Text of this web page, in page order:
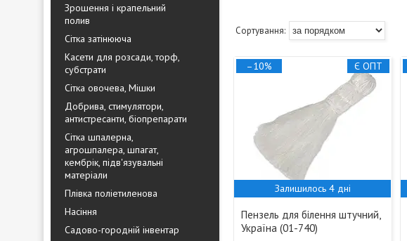
Зрошення і крапельний
полив
Сітка затінююча
Касети для розсади, торф,
субстрати
Сітка овочева, Мішки
Добрива, стимулятори,
антистресанти, біопрепарати
Сітка шпалерна,
агрошпалера, шпагат,
кембрік, підв'язувальні
матеріали
Плівка поліетиленова
Насіння
Садово-городній інвентар
–10%
Залишилось 4 дні
Є ОПТ
Пензель для білення штучний,
Україна (01-740)